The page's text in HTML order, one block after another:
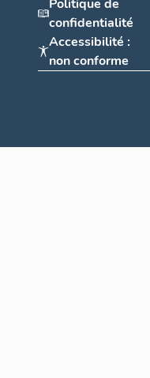
Politique de
confidentialité
Accessibilité :
non conforme